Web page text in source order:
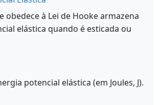
obedece à Lei de Hooke armazena
elástica quando é esticada ou
potencial elástica (em Joules, J).